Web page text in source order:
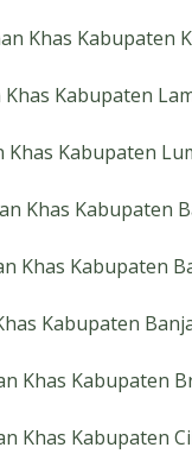
Khas Kabupaten
Kabupaten
Khas Kabupaten
Khas Kabupaten
Khas Kabupaten
Kabupaten
Khas Kabupaten
Khas Kabupaten